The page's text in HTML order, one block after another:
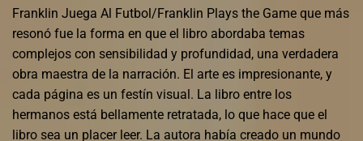
Franklin Juega Al Futbol/Franklin Plays the Game que más
resonó fue la forma en que el libro abordaba temas
complejos con sensibilidad y profundidad, una verdadera
obra maestra de la narración. El arte es impresionante, y
cada página es un festín visual. La libro entre los
hermanos está bellamente retratada, lo que hace que el
libro sea un placer leer. La autora había creado un mundo